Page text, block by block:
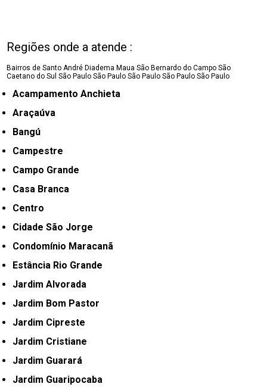
Regiões onde a atende :
Bairros de Santo André Diadema Maua São Bernardo do Campo São
Caetano do SulSão Paulo São Paulo São Paulo São Paulo São Paulo
Acampamento Anchieta
Araçaúva
Bangú
Campestre
Campo Grande
Casa Branca
Centro
Cidade São Jorge
Condomínio Maracanã
Estância Rio Grande
Jardim Alvorada
Jardim Bom Pastor
Jardim Cipreste
Jardim Cristiane
Jardim Guarará
Jardim Guaripocaba